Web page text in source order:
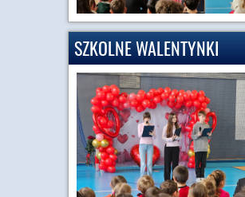
SZKOLNE WALENTYNKI